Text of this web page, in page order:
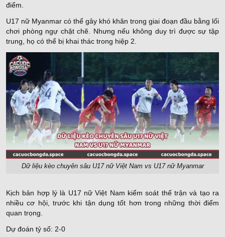
điểm.
U17 nữ Myanmar có thể gây khó khăn trong giai đoạn đầu bằng lối
chơi phòng ngự chặt chẽ. Nhưng nếu không duy trì được sự tập
trung, họ có thể bị khai thác trong hiệp 2.
Dữ liệu kèo chuyên sâu U17 nữ Việt Nam vs U17 nữ Myanmar
Kịch bản hợp lý là U17 nữ Việt Nam kiểm soát thế trận và tạo ra
nhiều cơ hội, trước khi tận dụng tốt hơn trong những thời điểm
quan trọng.
Dự đoán tỷ số: 2-0